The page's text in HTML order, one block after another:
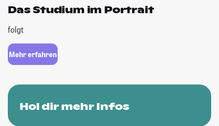
Das Studium im Portrait
folgt
Mehr erfahren
Hol dir mehr Infos